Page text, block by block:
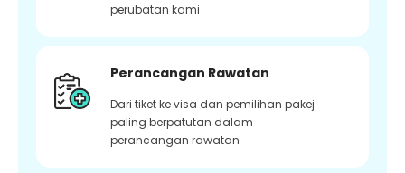
perubatan kami
Perancangan Rawatan
Dari tiket ke visa dan pemilihan pakej
paling berpatutan dalam
perancangan rawatan